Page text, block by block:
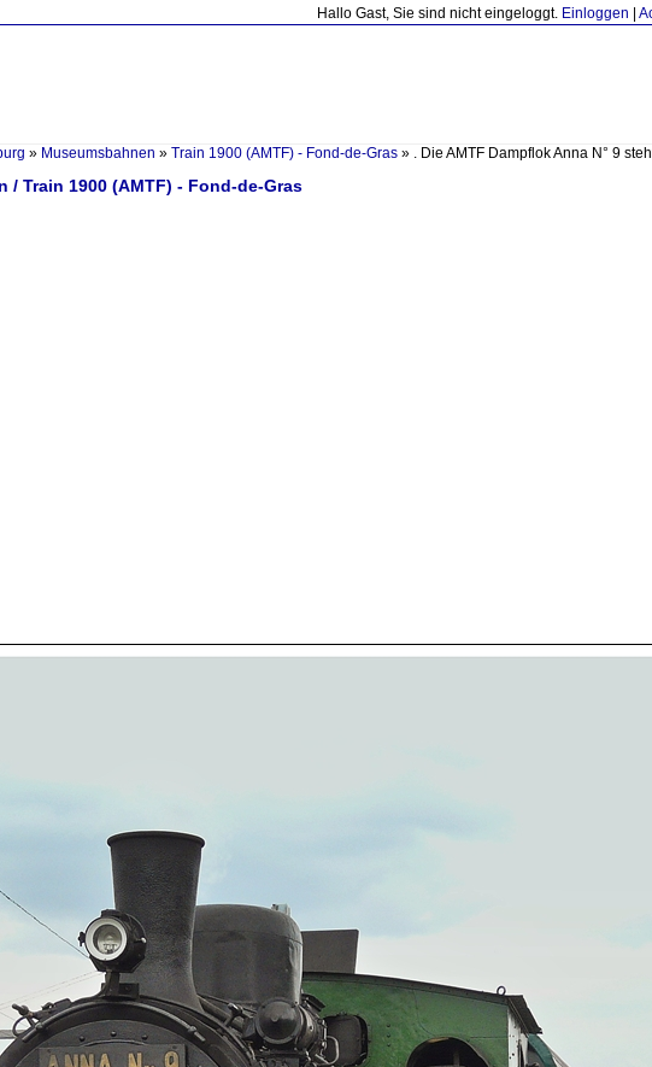
Hallo Gast, Sie sind nicht eingeloggt. Einloggen
» Museumsbahnen » Train 1900 (AMTF) - Fond-de-Gras » . Die AMTF Dampflok Anna N° 9
/ Train 1900 (AMTF) - Fond-de-Gras